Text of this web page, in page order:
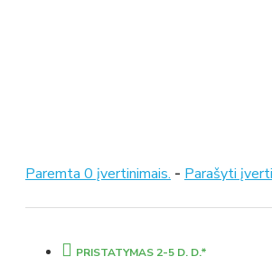
Paremta 0 įvertinimais. - Parašyti
PRISTATYMAS 2-5 D. D.*